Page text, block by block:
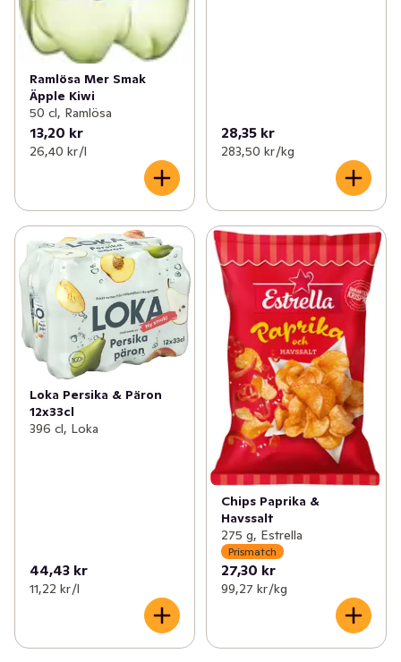
Ramlösa Mer Smak
Äpple Kiwi
50 cl, Ramlösa
13,20 kr
26,40 kr /l
28,35 kr
283,50 kr /kg
Loka Persika & Päron
12x33cl
396 cl, Loka
44,43 kr
11,22 kr /l
Chips Paprika &
Havssalt
275 g, Estrella
Prismatch
27,30 kr
99,27 kr /kg